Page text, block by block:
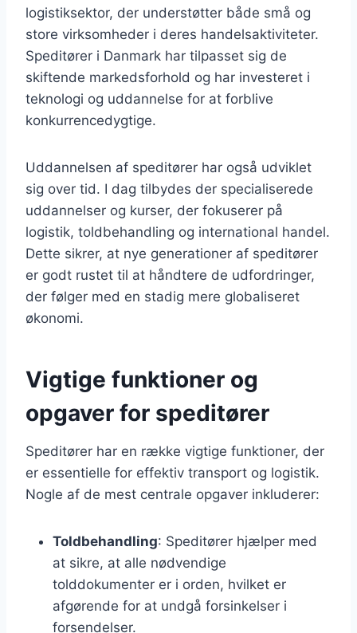
logistiksektor, der understøtter både små og
store virksomheder i deres handelsaktiviteter.
Speditører i Danmark har tilpasset sig de
skiftende markedsforhold og har investeret i
teknologi og uddannelse for at forblive
konkurrencedygtige.
Uddannelsen af speditører har også udviklet
sig over tid. I dag tilbydes der specialiserede
uddannelser og kurser, der fokuserer på
logistik, toldbehandling og international handel.
Dette sikrer, at nye generationer af speditører
er godt rustet til at håndtere de udfordringer,
der følger med en stadig mere globaliseret
økonomi.
Vigtige funktioner og
opgaver for speditører
Speditører har en række vigtige funktioner, der
er essentielle for effektiv transport og logistik.
Nogle af de mest centrale opgaver inkluderer:
Toldbehandling: Speditører hjælper med
at sikre, at alle nødvendige
tolddokumenter er i orden, hvilket er
afgørende for at undgå forsinkelser i
forsendelser.